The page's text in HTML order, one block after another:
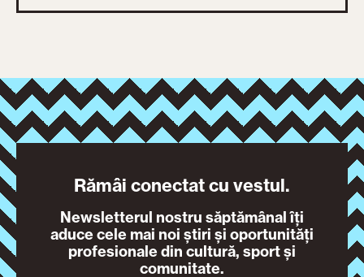
Rămâi conectat cu vestul.
Newsletterul nostru săptămânal îți
aduce cele mai noi știri și oportunități
profesionale din cultură, sport și
comunitate.